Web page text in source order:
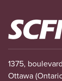
Image
1375,
Ottawa